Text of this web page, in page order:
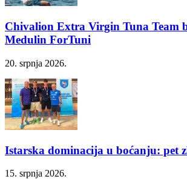
Chivalion Extra Virgin Tuna Team
Medulin ForTuni
20. srpnja 2026.
Istarska dominacija u boćanju: pet
15. srpnja 2026.